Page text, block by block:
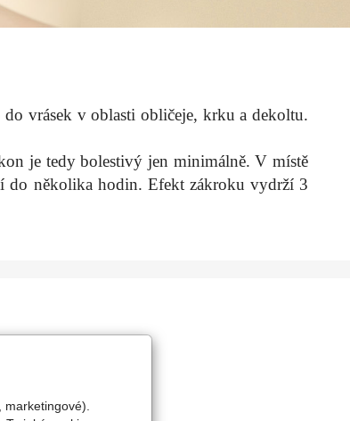
vrásek v oblasti obličeje, krku a dekoltu.
je tedy bolestivý jen minimálně. V místě
do několika hodin. Efekt zákroku vydrží 3